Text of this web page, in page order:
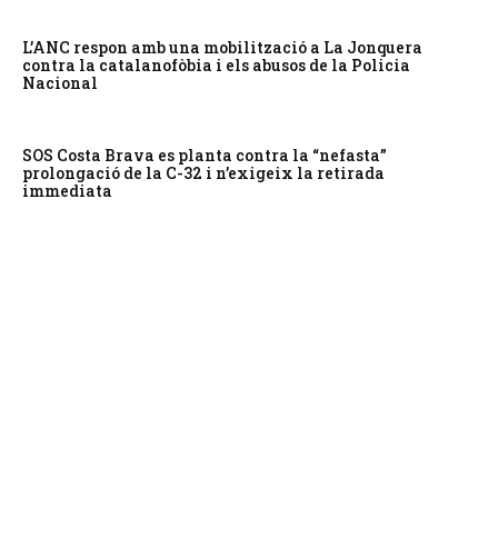
L’ANC respon amb una mobilització a La Jonquera
contra la catalanofòbia i els abusos de la Policia
Nacional
SOS Costa Brava es planta contra la “nefasta”
prolongació de la C-32 i n’exigeix la retirada
immediata